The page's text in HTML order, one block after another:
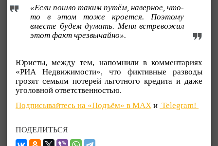
«Если пошло таким путём, наверное, что-
то в этом тоже кроется. Поэтому
вместе будем думать. Меня встревожил
этот факт чрезвычайно».
Юристы, между тем, напомнили в комментариях
«РИА Недвижимости», что фиктивные разводы
грозят семьям потерей льготного кредита и даже
уголовной ответственностью.
Подписывайтесь на «Подъём» в MAX и Telegram!
ПОДЕЛИТЬСЯ